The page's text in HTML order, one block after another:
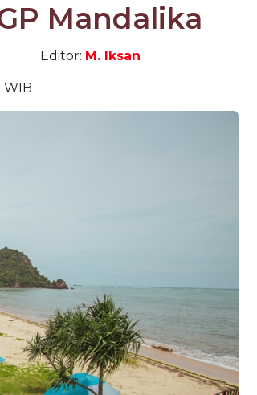
Mandalika
Editor: M. Iksan
WIB